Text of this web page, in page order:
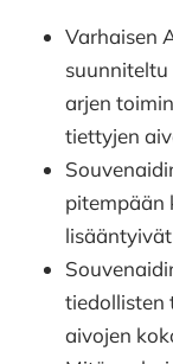
Varhaisen
arjen
tiettyjen
pitempään
tiedollisten
aivojen